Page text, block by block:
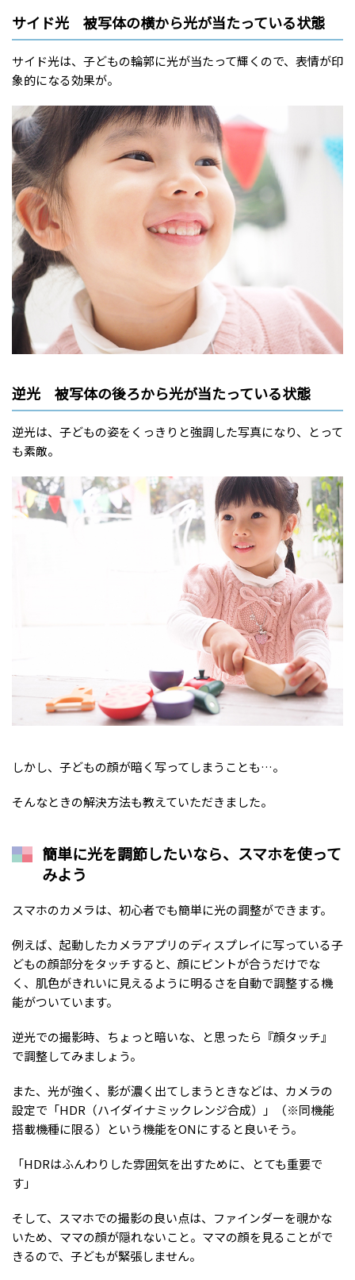
サイド光 被写体の横から光が当たっている状態
サイド光は、子どもの輪郭に光が当たって輝くので、表情が印
象的になる効果が。
逆光 被写体の後ろから光が当たっている状態
逆光は、子どもの姿をくっきりと強調した写真になり、とって
も素敵。
しかし、子どもの顔が暗く写ってしまうことも…。
そんなときの解決方法も教えていただきました。
簡単に光を調節したいなら、スマホを使って
みよう
スマホのカメラは、初心者でも簡単に光の調整ができます。
例えば、起動したカメラアプリのディスプレイに写っている子
どもの顔部分をタッチすると、顔にピントが合うだけでな
く、肌色がきれいに見えるように明るさを自動で調整する機
能がついています。
逆光での撮影時、ちょっと暗いな、と思ったら『顔タッチ』
で調整してみましょう。
また、光が強く、影が濃く出てしまうときなどは、カメラの
設定で「HDR（ハイダイナミックレンジ合成）」（※同機能
搭載機種に限る）という機能をONにすると良いそう。
「HDRはふんわりした雰囲気を出すために、とても重要で
す」
そして、スマホでの撮影の良い点は、ファインダーを覗かな
いため、ママの顔が隠れないこと。ママの顔を見ることがで
きるので、子どもが緊張しません。